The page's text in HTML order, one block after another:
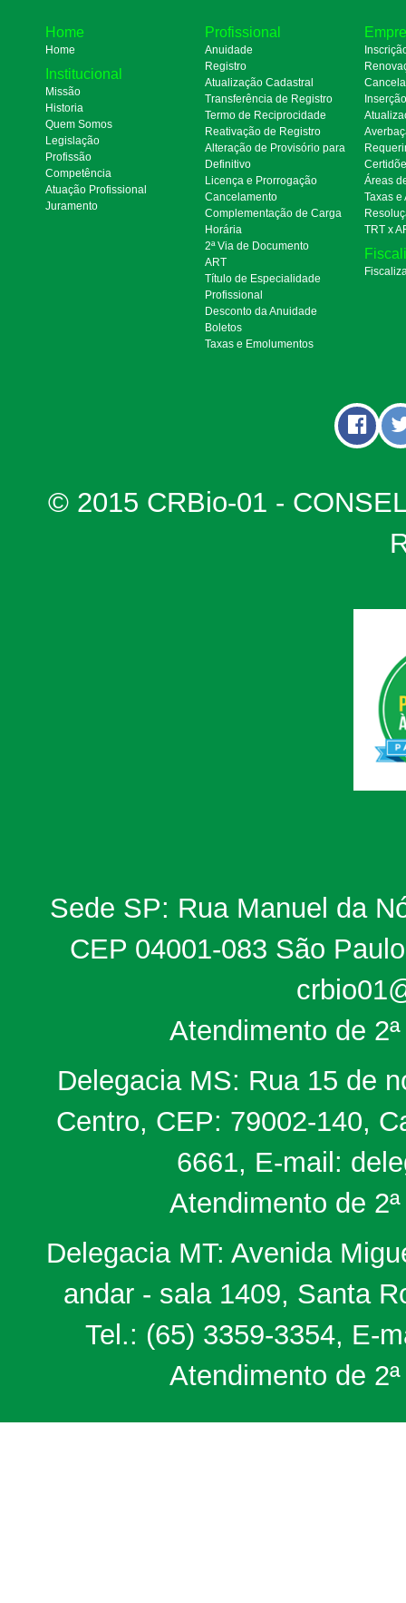
Home
Home
Institucional
Missão
Historia
Quem Somos
Legislação
Profissão
Competência
Atuação Profissional
Juramento
Profissional
Anuidade
Registro
Atualização Cadastral
Transferência de Registro
Termo de Reciprocidade
Reativação de Registro
Alteração de Provisório para
Definitivo
Licença e Prorrogação
Cancelamento
Complementação de Carga
Horária
2ª Via de Documento
ART
Título de Especialidade
Profissional
Desconto da Anuidade
Boletos
Taxas e Emolumentos
Áreas
Taxas e
TRT x
© 2015 CRBio-01 -
Sede SP: Rua Manuel da
CEP 04001-083 São
Atendimento de
Delegacia MS: Rua 15 de
Centro, CEP: 79002-140,
6661, E-mail:
Atendimento de
Delegacia MT: Avenida
andar - sala 1409, Santa
Tel.: (65) 3359-3354, E-
Atendimento de